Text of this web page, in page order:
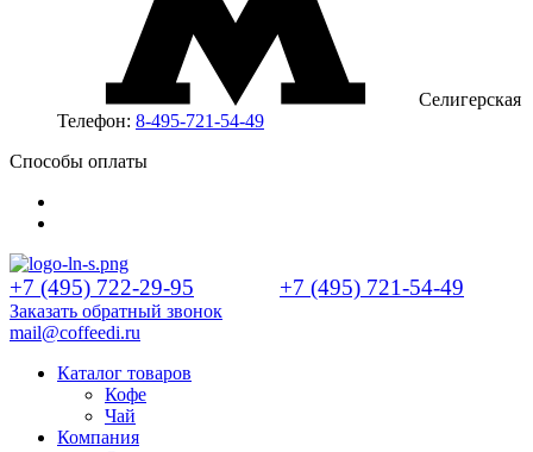
Селигерская
Телефон: 8-495-721-54-49
Способы оплаты
+7 (495) 722-29-95 +7 (495) 721-54-49
Заказать обратный звонок
mail@coffeedi.ru
Каталог товаров
Кофе
Чай
Компания